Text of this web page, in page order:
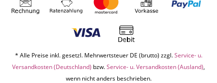
* Alle Preise inkl. gesetzl. Mehrwertsteuer DE (brutto) zzgl.Service- u.
Versandkosten (Deutschland) bzw.Service- u. Versandkosten (Ausland),
wenn nicht anders beschrieben.